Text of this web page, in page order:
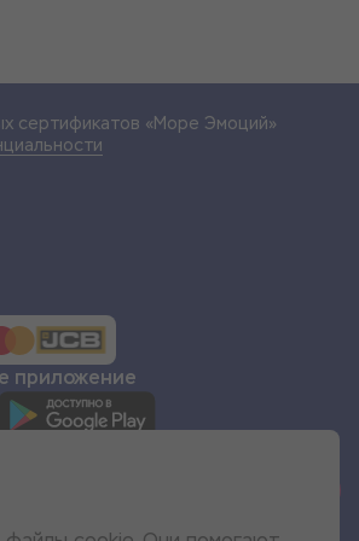
сертификатов «Море Эмоций»
приложение